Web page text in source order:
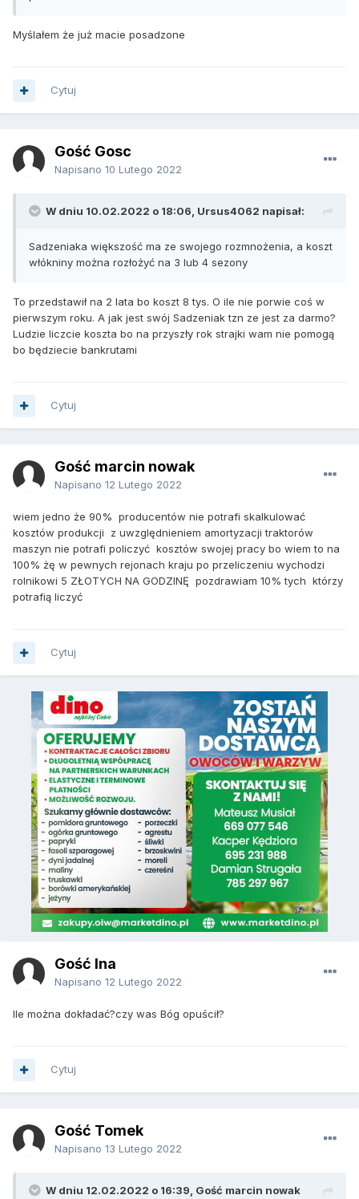
Myślałem że już macie posadzone
Cytuj
Gość Gosc
Napisano 10 Lutego 2022
W dniu 10.02.2022 o 18:06, Ursus4062 napisał:
Sadzeniaka większość ma ze swojego rozmnożenia, a koszt
włókniny można rozłożyć na 3 lub 4 sezony
To przedstawił na 2 lata bo koszt 8 tys. O ile nie porwie coś w
pierwszym roku. A jak jest swój Sadzeniak tzn ze jest za darmo?
Ludzie liczcie koszta bo na przyszły rok strajki wam nie pomogą
bo będziecie bankrutami
Cytuj
Gość marcin nowak
Napisano 12 Lutego 2022
wiem jedno że 90% producentów nie potrafi skalkulować
kosztów produkcji z uwzględnieniem amortyzacji traktorów
maszyn nie potrafi policzyć kosztów swojej pracy bo wiem to na
100% żę w pewnych rejonach kraju po przeliczeniu wychodzi
rolnikowi 5 ZŁOTYCH NA GODZINĘ pozdrawiam 10% tych którzy
potrafią liczyć
Cytuj
Gość Ina
Napisano 12 Lutego 2022
Ile można dokładać?czy was Bóg opuścił?
Cytuj
Gość Tomek
Napisano 13 Lutego 2022
W dniu 12.02.2022 o 16:39, Gość marcin nowak